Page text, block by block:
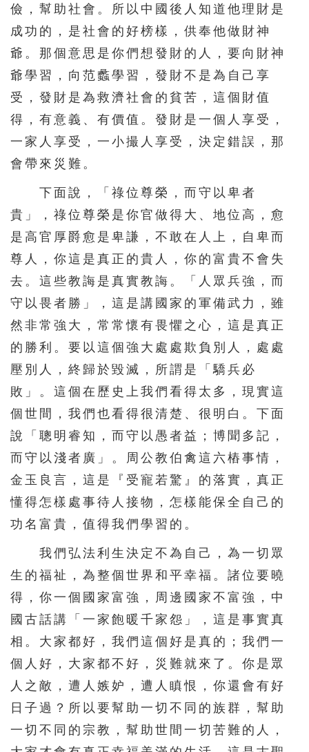
儉，幫助社會。所以中國後人知道他理財是
成功的，是社會的好榜樣，供奉他做財神
爺。那個意思是你們想發財的人，要向財神
爺學習，向范蠡學習，發財不是為自己享
受，發財是為救濟社會的貧苦，這個財值
得，有意義、有價值。發財是一個人享受，
一家人享受，一小撮人享受，決定錯誤，那
會帶來災難。
下面說，「祿位尊榮，而守以卑者
貴」，祿位尊榮是你官做得大、地位高，愈
是高官厚爵愈是卑謙，不敢在人上，自卑而
尊人，你這是真正的貴人，你的富貴不會失
去。這些教誨是真實教誨。「人眾兵強，而
守以畏者勝」，這是講國家的軍備武力，雖
然非常強大，常常懷有畏懼之心，這是真正
的勝利。要以這個強大處處欺負別人，處處
壓別人，終歸於毀滅，所謂是「驕兵必
敗」。這個在歷史上我們看得太多，現實這
個世間，我們也看得很清楚、很明白。下面
說「聰明睿知，而守以愚者益；博聞多記，
而守以淺者廣」。周公教伯禽這六樁事情，
金玉良言，這是『受寵若驚』的落實，真正
懂得怎樣處事待人接物，怎樣能保全自己的
功名富貴，值得我們學習的。
我們弘法利生決定不為自己，為一切眾
生的福祉，為整個世界和平幸福。諸位要曉
得，你一個國家富強，周邊國家不富強，中
國古話講「一家飽暖千家怨」，這是事實真
相。大家都好，我們這個好是真的；我們一
個人好，大家都不好，災難就來了。你是眾
人之敵，遭人嫉妒，遭人瞋恨，你還會有好
日子過？所以要幫助一切不同的族群，幫助
一切不同的宗教，幫助世間一切苦難的人，